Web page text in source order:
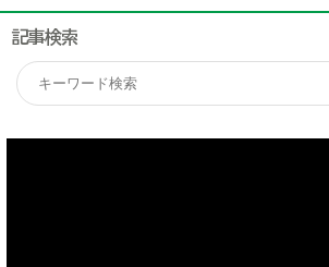
記事検索